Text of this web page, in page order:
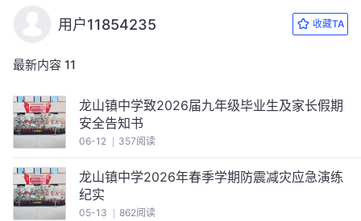
用户11854235 收藏TA
最新内容 11
龙山镇中学致2026届九年级毕业生及家长假期
安全告知书
06-12 357阅读
龙山镇中学2026年春季学期防震减灾应急演练
纪实
05-13 862阅读